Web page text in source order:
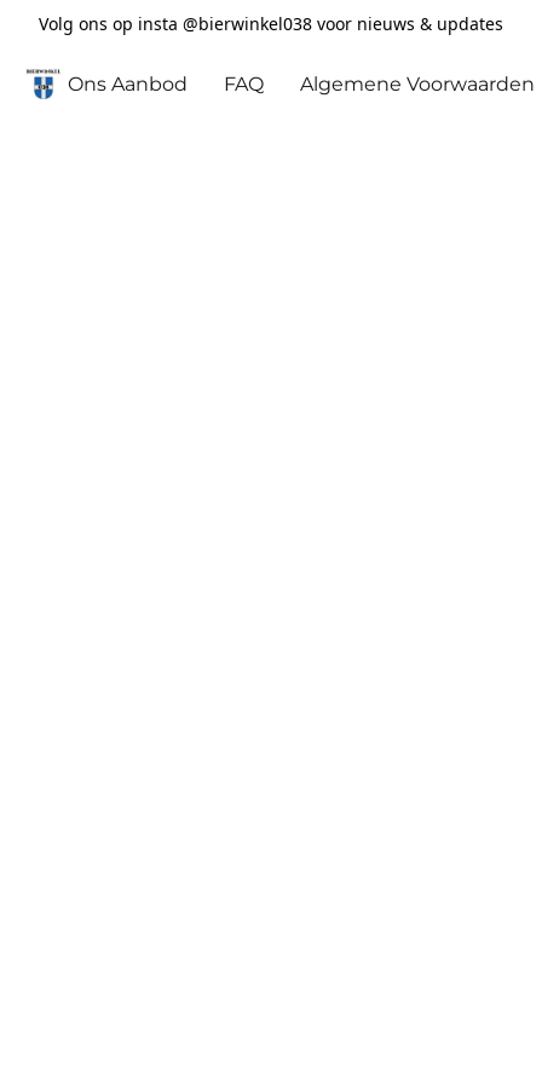
Volg ons op insta @bierwinkel038 voor nieuws & updates
Ons Aanbod FAQ Algemene Voorwaarden